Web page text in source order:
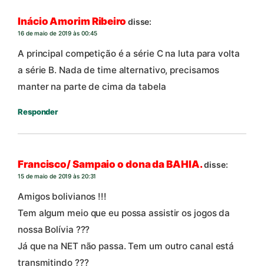
Inácio Amorim Ribeiro disse:
16 de maio de 2019 às 00:45
A principal competição é a série C na luta para volta
a série B. Nada de time alternativo, precisamos
manter na parte de cima da tabela
Responder
Francisco/ Sampaio o dona da BAHIA.disse:
15 de maio de 2019 às 20:31
Amigos bolivianos !!!
Tem algum meio que eu possa assistir os jogos da
nossa Bolívia ???
Já que na NET não passa. Tem um outro canal está
transmitindo ???